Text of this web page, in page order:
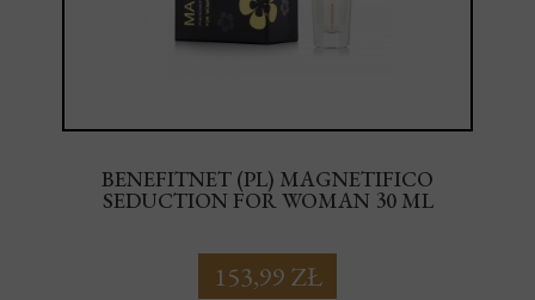
BENEFITNET (PL) MAGNETIFICO
SEDUCTION FOR WOMAN 30 ML
153,99 ZŁ